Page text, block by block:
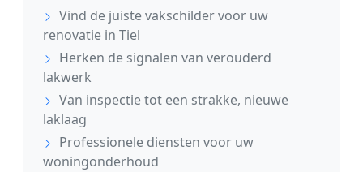
Vind de juiste vakschilder voor uw
renovatie in Tiel
Herken de signalen van verouderd
lakwerk
Van inspectie tot een strakke, nieuwe
laklaag
Professionele diensten voor uw
woningonderhoud